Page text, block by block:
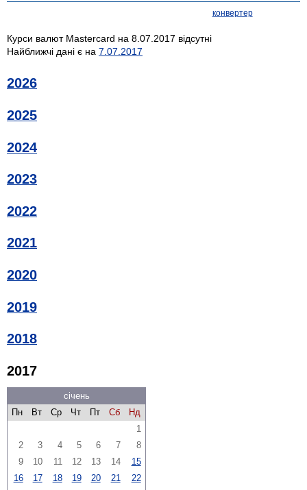
конвертер
Курси валют Mastercard на 8.07.2017 відсутні
Найближчі дані є на 7.07.2017
2026
2025
2024
2023
2022
2021
2020
2019
2018
2017
січень
Пн
Вт Ср Чт Пт Сб
Нд
1
2
3 4 5 6 7
8
9
10 11 12 13 14
15
16
17 18 19 20 21
22